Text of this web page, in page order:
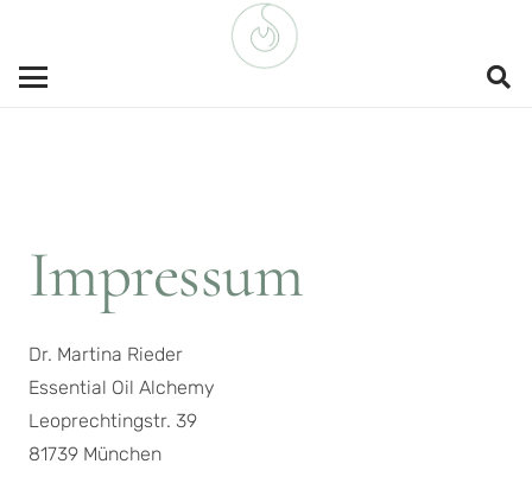
Impressum
Dr. Martina Rieder
Essential Oil Alchemy
Leoprechtingstr. 39
81739 München